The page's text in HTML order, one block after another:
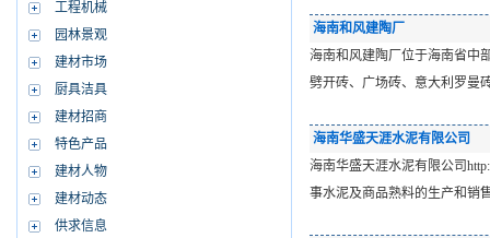
工程机械
园林景观
建材市场
厨具洁具
建材招商
特色产品
建材人物
建材动态
供求信息
海南和风建陶厂
海南和风建陶厂位于海南省中
劈开砖、广场砖、意大利罗曼
海南华盛天涯水泥有限公司
海南华盛天涯水泥有限公司
事水泥及商品熟料的生产和销